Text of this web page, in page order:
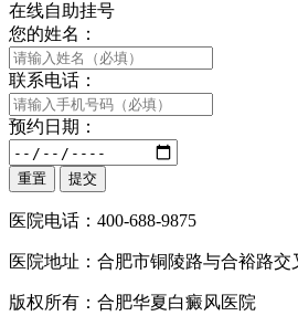
在线自助挂号
您的姓名：
联系电话：
预约日期：
医院电话：400-688-9875
医院地址：合肥市铜陵路与合裕路
版权所有：合肥华夏白癜风医院